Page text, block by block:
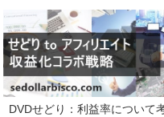
DVDせどり：利益率について